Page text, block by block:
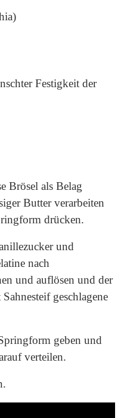
Festigkeit der
Brösel als Belag
Butter verarbeiten
drücken.
und
nach
und auflösen und der
geschlagene
geben und
verteilen.